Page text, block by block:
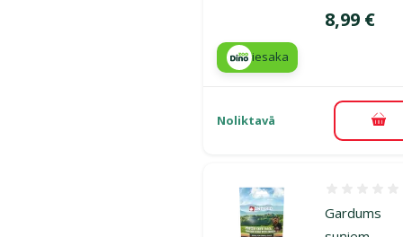
Cena
8,99 €
iesaka
Noliktavā
Gardums